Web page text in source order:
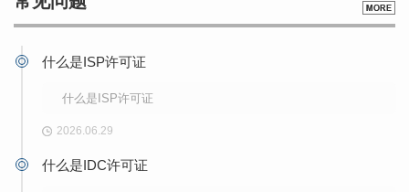
项目云主机系列云主机（云
配置灵活升降，按需扩容，
务，满足企业建站、业务部
什么是ISP许可证
什么是ISP许可证
2026.06.29
什么是IDC许可证